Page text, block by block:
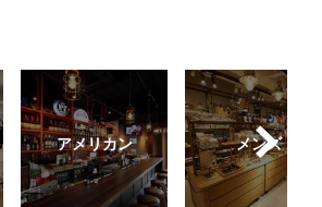
アメリカン メンズ